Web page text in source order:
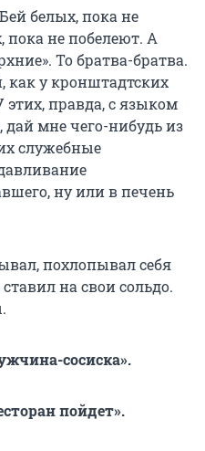
белых, пока не
пока не побелеют. А
То братва-братва.
у кронштадтских
этих, правда, с языком
мне чего-нибудь из
служебные
ну или в печень
похлопывал себя
на свои сольдо.
сосиска».
пойдет».